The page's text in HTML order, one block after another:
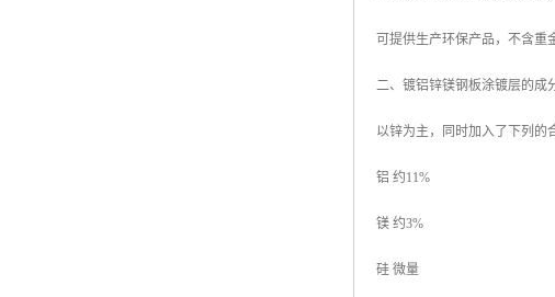
可提供生产环保产品，不含重
二、镀铝锌镁钢板涂镀层的成
以锌为主，同时加入了下列的
铝 约11%
镁 约3%
硅 微量